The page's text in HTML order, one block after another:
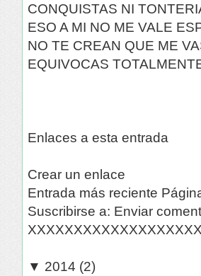
CONQUISTAS NI
ESO A MI NO ME VALE
NO TE CREAN QUE ME
EQUIVOCAS
Enlaces a esta entrada
Crear un enlace
Entrada más reciente
Suscribirse a: Enviar
▼ 2014 (2)